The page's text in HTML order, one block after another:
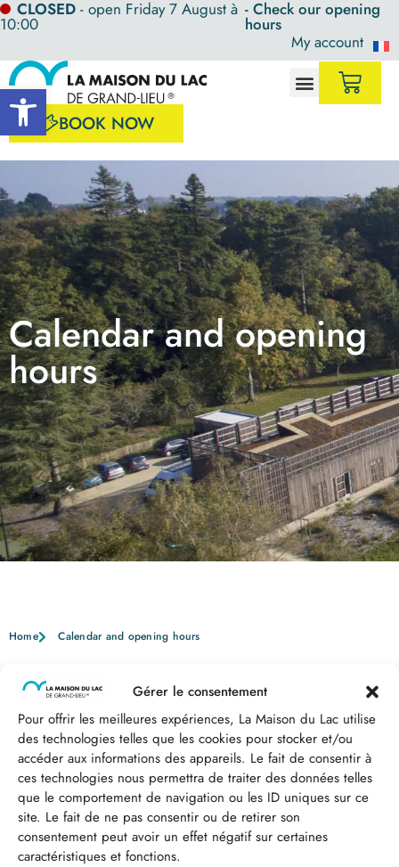
Open toolbar
Gérer le consentement
Pour offrir les meilleures expériences, La Maison du Lac utilise
des technologies telles que les cookies pour stocker et/ou
accéder aux informations des appareils. Le fait de consentir à
ces technologies nous permettra de traiter des données telles
que le comportement de navigation ou les ID uniques sur ce
site. Le fait de ne pas consentir ou de retirer son
consentement peut avoir un effet négatif sur certaines
caractéristiques et fonctions.
CLOSED - open Friday 7 August à
10:00
- Check our opening
hours
My account
BOOK NOW
Calendar and opening
hours
Home Calendar and opening hours
Calendar and opening hours